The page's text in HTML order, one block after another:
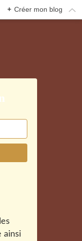
+ Créer mon blog
ainsi